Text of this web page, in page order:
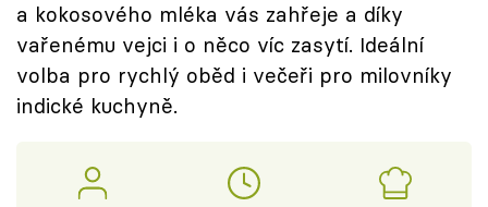
Sledujte nás
a kokosového mléka vás zahřeje a díky
vařenému vejci i o něco víc zasytí. Ideální
volba pro rychlý oběd i večeři pro milovníky
indické kuchyně.